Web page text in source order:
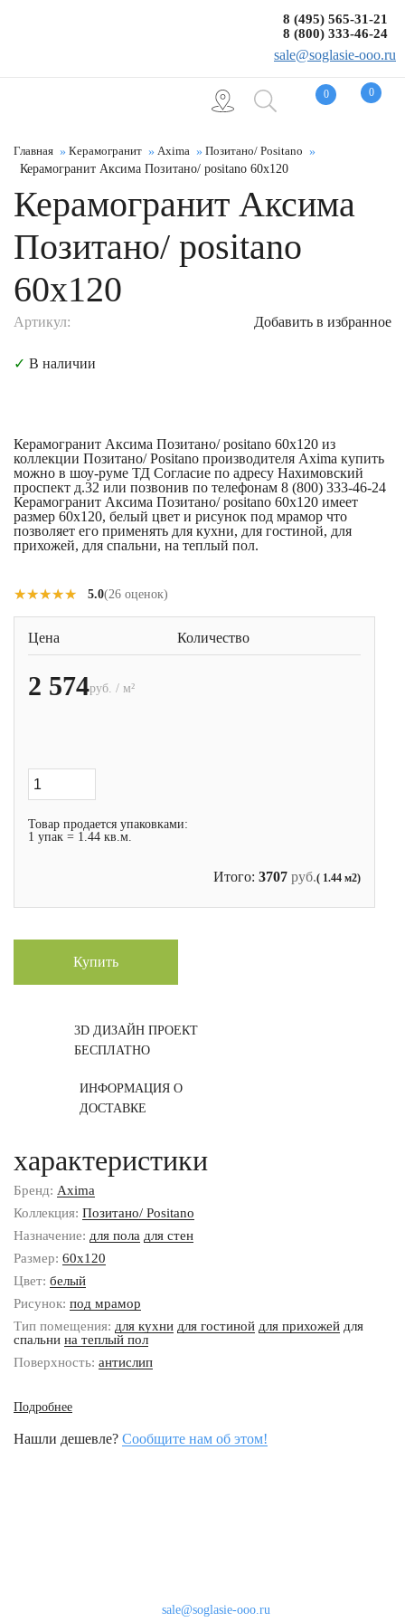
0 0
8 (495) 565-31-21
8 (800) 333-46-24
sale@soglasie-ooo.ru
Главная Керамогранит Axima
Позитано/ Positano
Керамогранит Аксима Позитано/ positano 60x120
Керамогранит Аксима
Позитано/ positano
60x120
Артикул: Добавить в избранное
✓ В наличии
Керамогранит Аксима Позитано/ positano 60x120 из
коллекции Позитано/ Positano производителя Axima купить
можно в шоу-руме ТД Согласие по адресу Нахимовский
проспект д.32 или позвонив по телефонам 8 (800) 333-46-24
Керамогранит Аксима Позитано/ positano 60x120 имеет
размер 60x120, белый цвет и рисунок под мрамор что
позволяет его применять для кухни, для гостиной, для
прихожей, для спальни, на теплый пол.
★★★★★
★★★★★ 5.0(26 оценок)
Цена Количество
2 574руб. / м²
Товар продается упаковками:
1 упак = 1.44 кв.м.
Итого: 3707 руб.( 1.44 м2)
Купить
3D ДИЗАЙН ПРОЕКТ
БЕСПЛАТНО
ИНФОРМАЦИЯ О
ДОСТАВКЕ
характеристики
Бренд: Axima
Коллекция: Позитано/ Positano
Назначение: для пола для стен
Размер: 60x120
Цвет: белый
Рисунок: под мрамор
Тип помещения: для кухни для гостиной для прихожей для
спальни на теплый пол
Поверхность: антислип
Подробнее
Нашли дешевле? Сообщите нам об этом!
sale@soglasie-ooo.ru